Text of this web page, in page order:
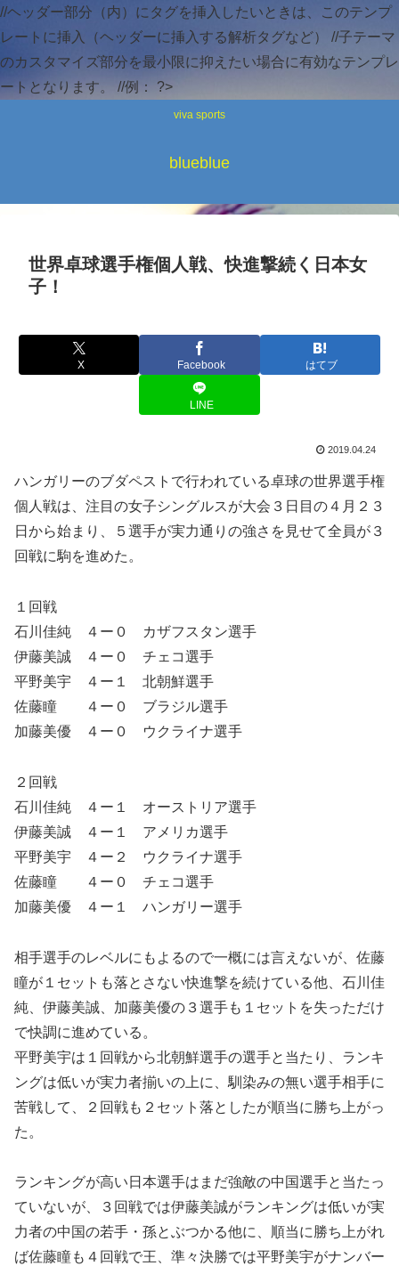
//ヘッダー部分（内）にタグを挿入したいときは、このテンプ
レートに挿入（ヘッダーに挿入する解析タグなど） //子テーマ
のカスタマイズ部分を最小限に抑えたい場合に有効なテンプレ
ートとなります。 //例：
?>
viva sports
blueblue
世界卓球選手権個人戦、快進撃続く日本女
子！
X Facebook はてブ
LINE
2019.04.24
ハンガリーのブダペストで行われている卓球の世界選手権
個人戦は、注目の女子シングルスが大会３日目の４月２３
日から始まり、５選手が実力通りの強さを見せて全員が３
回戦に駒を進めた。
１回戦
石川佳純 ４ー０ カザフスタン選手
伊藤美誠 ４ー０ チェコ選手
平野美宇 ４ー１ 北朝鮮選手
佐藤瞳 ４ー０ ブラジル選手
加藤美優 ４ー０ ウクライナ選手
２回戦
石川佳純 ４ー１ オーストリア選手
伊藤美誠 ４ー１ アメリカ選手
平野美宇 ４ー２ ウクライナ選手
佐藤瞳 ４ー０ チェコ選手
加藤美優 ４ー１ ハンガリー選手
相手選手のレベルにもよるので一概には言えないが、佐藤
瞳が１セットも落とさない快進撃を続けている他、石川佳
純、伊藤美誠、加藤美優の３選手も１セットを失っただけ
で快調に進めている。
平野美宇は１回戦から北朝鮮選手の選手と当たり、ランキ
ングは低いが実力者揃いの上に、馴染みの無い選手相手に
苦戦して、２回戦も２セット落としたが順当に勝ち上がっ
た。
ランキングが高い日本選手はまだ強敵の中国選手と当たっ
ていないが、３回戦では伊藤美誠がランキングは低いが実
力者の中国の若手・孫とぶつかる他に、順当に勝ち上がれ
ば佐藤瞳も４回戦で王、準々決勝では平野美宇がナンバー